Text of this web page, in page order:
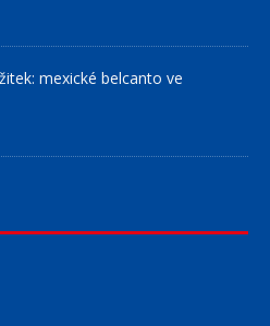
mexické belcanto ve